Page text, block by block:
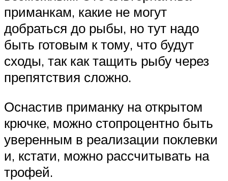
приманкам, какие не могут
добраться до рыбы, но тут надо
быть готовым к тому, что будут
сходы, так как тащить рыбу через
препятствия сложно.
Оснастив приманку на открытом
крючке, можно стопроцентно быть
уверенным в реализации поклевки
и, кстати, можно рассчитывать на
трофей.